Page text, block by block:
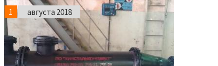
1 августа 2018